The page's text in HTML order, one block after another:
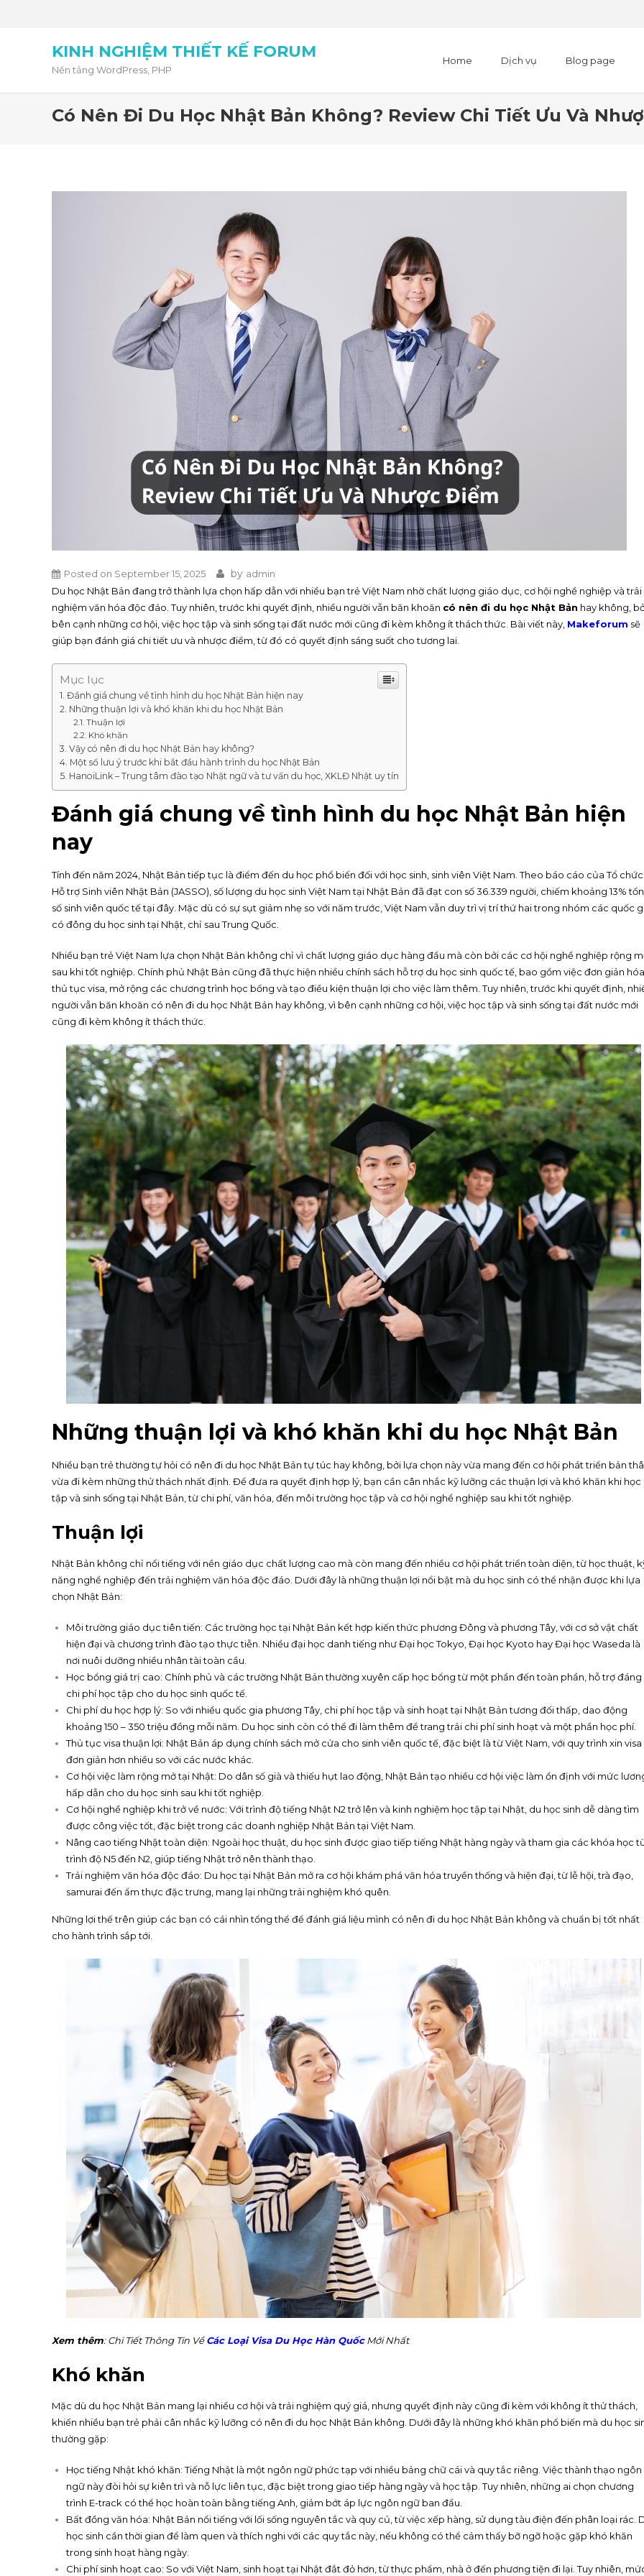
KINH NGHIỆM THIẾT KẾ FORUM
Nền tảng WordPress, PHP
Home Dịch vụ Blog page
Có Nên Đi Du Học Nhật Bản Không? Review Chi Tiết Ưu Và
Posted on September 15, 2025 by admin
Du học Nhật Bản đang trở thành lựa chọn hấp dẫn với nhiều bạn trẻ Việt Nam nhờ chất lượng giáo dục, cơ hội nghề nghiệp và trải
nghiệm văn hóa độc đáo. Tuy nhiên, trước khi quyết định, nhiều người vẫn băn khoăn có nên đi du học Nhật Bản hay không,
bên cạnh những cơ hội, việc học tập và sinh sống tại đất nước mới cũng đi kèm không ít thách thức. Bài viết này, Makeforum sẽ
giúp bạn đánh giá chi tiết ưu và nhược điểm, từ đó có quyết định sáng suốt cho tương lai.
Mục lục
Đánh giá chung về tình hình du học Nhật Bản hiện nay
Những thuận lợi và khó khăn khi du học Nhật Bản
Thuận lợi
Khó khăn
Vậy có nên đi du học Nhật Bản hay không?
Một số lưu ý trước khi bắt đầu hành trình du học Nhật Bản
HanoiLink – Trung tâm đào tạo Nhật ngữ và tư vấn du học, XKLĐ Nhật uy tín
Đánh giá chung về tình hình du học Nhật Bản hiện
nay
Tính đến năm 2024, Nhật Bản tiếp tục là điểm đến du học phổ biến đối với học sinh, sinh viên Việt Nam. Theo báo cáo của Tổ chức
Hỗ trợ Sinh viên Nhật Bản (JASSO), số lượng du học sinh Việt Nam tại Nhật Bản đã đạt con số 36.339 người, chiếm khoảng 13%
số sinh viên quốc tế tại đây. Mặc dù có sự sụt giảm nhẹ so với năm trước, Việt Nam vẫn duy trì vị trí thứ hai trong nhóm các quốc
có đông du học sinh tại Nhật, chỉ sau Trung Quốc.
Nhiều bạn trẻ Việt Nam lựa chọn Nhật Bản không chỉ vì chất lượng giáo dục hàng đầu mà còn bởi các cơ hội nghề nghiệp rộng
sau khi tốt nghiệp. Chính phủ Nhật Bản cũng đã thực hiện nhiều chính sách hỗ trợ du học sinh quốc tế, bao gồm việc đơn giản hóa
thủ tục visa, mở rộng các chương trình học bổng và tạo điều kiện thuận lợi cho việc làm thêm. Tuy nhiên, trước khi quyết định,
người vẫn băn khoăn có nên đi du học Nhật Bản hay không, vì bên cạnh những cơ hội, việc học tập và sinh sống tại đất nước mới
cũng đi kèm không ít thách thức.
Những thuận lợi và khó khăn khi du học Nhật Bản
Nhiều bạn trẻ thường tự hỏi có nên đi du học Nhật Bản tự túc hay không, bởi lựa chọn này vừa mang đến cơ hội phát triển bản
vừa đi kèm những thử thách nhất định. Để đưa ra quyết định hợp lý, bạn cần cân nhắc kỹ lưỡng các thuận lợi và khó khăn khi học
tập và sinh sống tại Nhật Bản, từ chi phí, văn hóa, đến môi trường học tập và cơ hội nghề nghiệp sau khi tốt nghiệp.
Thuận lợi
Nhật Bản không chỉ nổi tiếng với nền giáo dục chất lượng cao mà còn mang đến nhiều cơ hội phát triển toàn diện, từ học thuật,
năng nghề nghiệp đến trải nghiệm văn hóa độc đáo. Dưới đây là những thuận lợi nổi bật mà du học sinh có thể nhận được khi lựa
chọn Nhật Bản:
Môi trường giáo dục tiên tiến: Các trường học tại Nhật Bản kết hợp kiến thức phương Đông và phương Tây, với cơ sở vật chất
hiện đại và chương trình đào tạo thực tiễn. Nhiều đại học danh tiếng như Đại học Tokyo, Đại học Kyoto hay Đại học Waseda là
nơi nuôi dưỡng nhiều nhân tài toàn cầu.
Học bổng giá trị cao: Chính phủ và các trường Nhật Bản thường xuyên cấp học bổng từ một phần đến toàn phần, hỗ trợ đáng
chi phí học tập cho du học sinh quốc tế.
Chi phí du học hợp lý: So với nhiều quốc gia phương Tây, chi phí học tập và sinh hoạt tại Nhật Bản tương đối thấp, dao động
khoảng 150 – 350 triệu đồng mỗi năm. Du học sinh còn có thể đi làm thêm để trang trải chi phí sinh hoạt và một phần học phí.
Thủ tục visa thuận lợi: Nhật Bản áp dụng chính sách mở cửa cho sinh viên quốc tế, đặc biệt là từ Việt Nam, với quy trình xin visa
đơn giản hơn nhiều so với các nước khác.
Cơ hội việc làm rộng mở tại Nhật: Do dân số già và thiếu hụt lao động, Nhật Bản tạo nhiều cơ hội việc làm ổn định với mức
hấp dẫn cho du học sinh sau khi tốt nghiệp.
Cơ hội nghề nghiệp khi trở về nước: Với trình độ tiếng Nhật N2 trở lên và kinh nghiệm học tập tại Nhật, du học sinh dễ dàng tìm
được công việc tốt, đặc biệt trong các doanh nghiệp Nhật Bản tại Việt Nam.
Nâng cao tiếng Nhật toàn diện: Ngoài học thuật, du học sinh được giao tiếp tiếng Nhật hàng ngày và tham gia các khóa học
trình độ N5 đến N2, giúp tiếng Nhật trở nên thành thạo.
Trải nghiệm văn hóa độc đáo: Du học tại Nhật Bản mở ra cơ hội khám phá văn hóa truyền thống và hiện đại, từ lễ hội, trà đạo,
samurai đến ẩm thực đặc trưng, mang lại những trải nghiệm khó quên.
Những lợi thế trên giúp các bạn có cái nhìn tổng thể để đánh giá liệu mình có nên đi du học Nhật Bản không và chuẩn bị tốt nhất
cho hành trình sắp tới.
Xem thêm: Chi Tiết Thông Tin VềCác Loại Visa Du Học Hàn QuốcMới Nhất
Khó khăn
Mặc dù du học Nhật Bản mang lại nhiều cơ hội và trải nghiệm quý giá, nhưng quyết định này cũng đi kèm với không ít thử thách,
khiến nhiều bạn trẻ phải cân nhắc kỹ lưỡng có nên đi du học Nhật Bản không. Dưới đây là những khó khăn phổ biến mà du học
thường gặp:
Học tiếng Nhật khó khăn: Tiếng Nhật là một ngôn ngữ phức tạp với nhiều bảng chữ cái và quy tắc riêng. Việc thành thạo ngôn
ngữ này đòi hỏi sự kiên trì và nỗ lực liên tục, đặc biệt trong giao tiếp hàng ngày và học tập. Tuy nhiên, những ai chọn chương
trình E-track có thể học hoàn toàn bằng tiếng Anh, giảm bớt áp lực ngôn ngữ ban đầu.
Bất đồng văn hóa: Nhật Bản nổi tiếng với lối sống nguyên tắc và quy củ, từ việc xếp hàng, sử dụng tàu điện đến phân loại rác.
học sinh cần thời gian để làm quen và thích nghi với các quy tắc này, nếu không có thể cảm thấy bỡ ngỡ hoặc gặp khó khăn
trong sinh hoạt hàng ngày.
Chi phí sinh hoạt cao: So với Việt Nam, sinh hoạt tại Nhật đắt đỏ hơn, từ thực phẩm, nhà ở đến phương tiện đi lại. Tuy nhiên,